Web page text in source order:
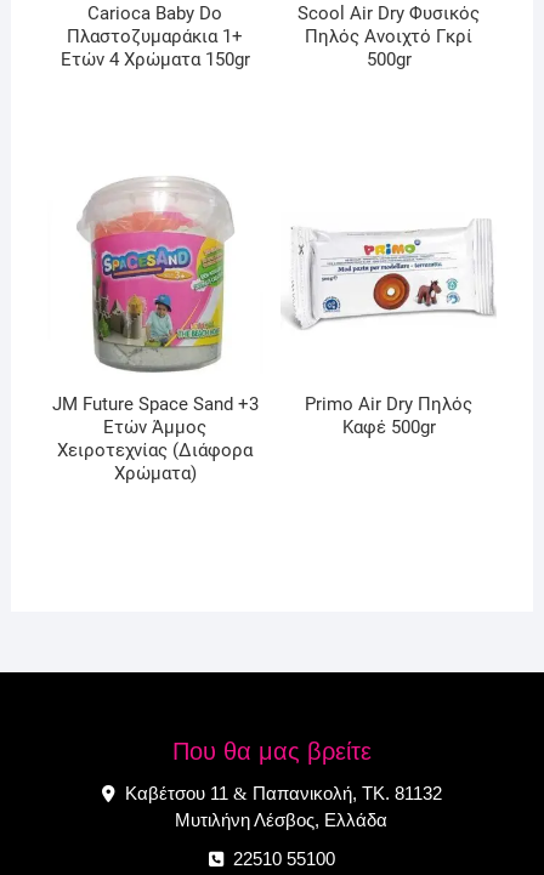
Carioca Baby Do
Πλαστοζυμαράκια 1+
Ετών 4 Χρώματα 150gr
Scool Air Dry Φυσικός
Πηλός Ανοιχτό Γκρί
500gr
JM Future Space Sand +3
Ετών Άμμος
Χειροτεχνίας (Διάφορα
Χρώματα)
Primo Air Dry Πηλός
Καφέ 500gr
Που θα μας βρείτε
Καβέτσου 11 &Παπανικολή, ΤΚ. 81132
Μυτιλήνη Λέσβος, Ελλάδα
22510 55100